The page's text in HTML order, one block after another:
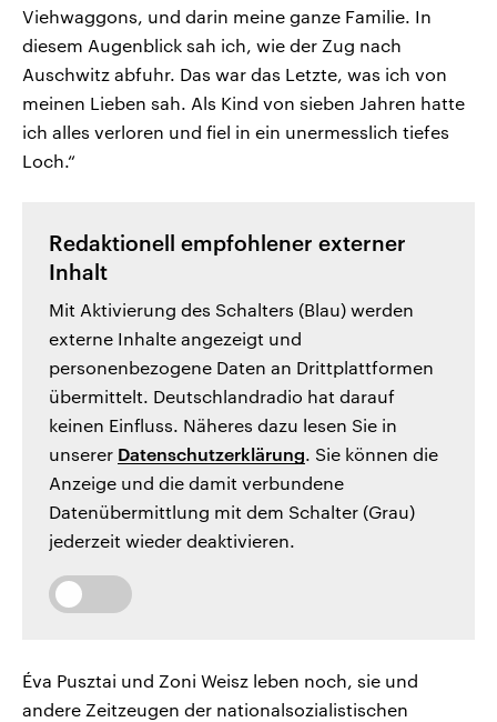
Viehwaggons, und darin meine ganze Familie. In
diesem Augenblick sah ich, wie der Zug nach
Auschwitz abfuhr. Das war das Letzte, was ich von
meinen Lieben sah. Als Kind von sieben Jahren hatte
ich alles verloren und fiel in ein unermesslich tiefes
Loch.“
Redaktionell empfohlener externer
Inhalt
Mit Aktivierung des Schalters (Blau) werden
externe Inhalte angezeigt und
personenbezogene Daten an Drittplattformen
übermittelt. Deutschlandradio hat darauf
keinen Einfluss. Näheres dazu lesen Sie in
unserer Datenschutzerklärung. Sie können die
Anzeige und die damit verbundene
Datenübermittlung mit dem Schalter (Grau)
jederzeit wieder deaktivieren.
Éva Pusztai und Zoni Weisz leben noch, sie und
andere Zeitzeugen der nationalsozialistischen